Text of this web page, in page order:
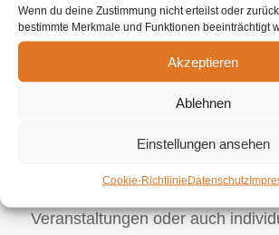
Wenn du deine Zustimmung nicht erteilst oder
bestimmte Merkmale und Funktionen beeinträchtigt
Akzeptieren
Ablehnen
Einstellungen ansehen
Cookie-RichtlinieDatenschutz
Geschäftsveranstaltung handelt,
Caterer sind für Sie da, um all Ihre
mit Perfektion aber ebenso
umzusetzen. Dieses umfassende
reicht von hochwertigem
Catering Varianten in Bezug auf
Veranstaltungen oder auch